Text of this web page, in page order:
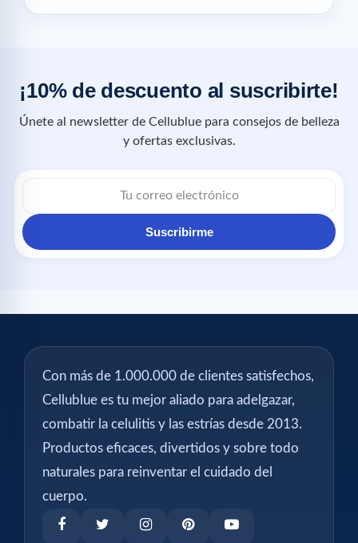
¡10% de descuento al suscribirte!
Únete al newsletter de Cellublue para consejos de belleza
y ofertas exclusivas.
Suscribirme
Con más de 1.000.000 de clientes satisfechos,
Cellublue es tu mejor aliado para adelgazar,
combatir la celulitis y las estrías desde 2013.
Productos eficaces, divertidos y sobre todo
naturales para reinventar el cuidado del
cuerpo.